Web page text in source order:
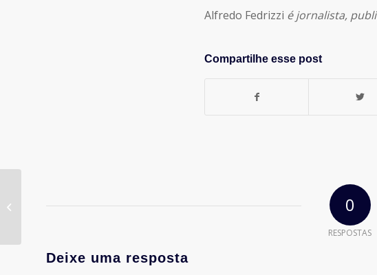
Alfredo Fedrizzi é jornalista,
Compartilhe esse post
0
RESPOSTAS
Deixe uma resposta